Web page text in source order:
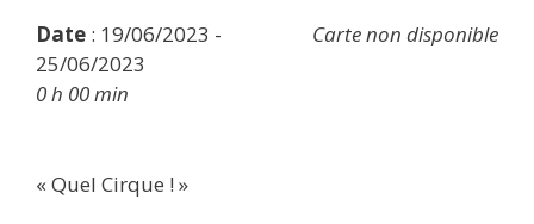
Carte non disponible
Date : 19/06/2023 -
25/06/2023
0 h 00 min
« Quel Cirque ! »